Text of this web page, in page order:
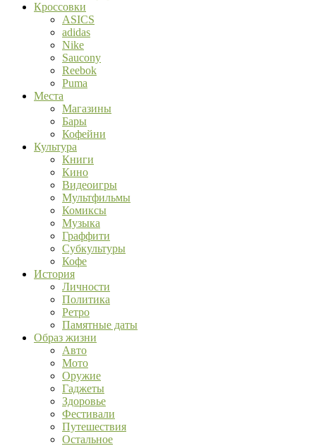
Кроссовки
ASICS
adidas
Nike
Saucony
Reebok
Puma
Места
Магазины
Бары
Кофейни
Культура
Книги
Кино
Видеоигры
Мультфильмы
Комиксы
Музыка
Граффити
Субкультуры
Кофе
История
Личности
Политика
Ретро
Памятные даты
Образ жизни
Авто
Мото
Оружие
Гаджеты
Здоровье
Фестивали
Путешествия
Остальное